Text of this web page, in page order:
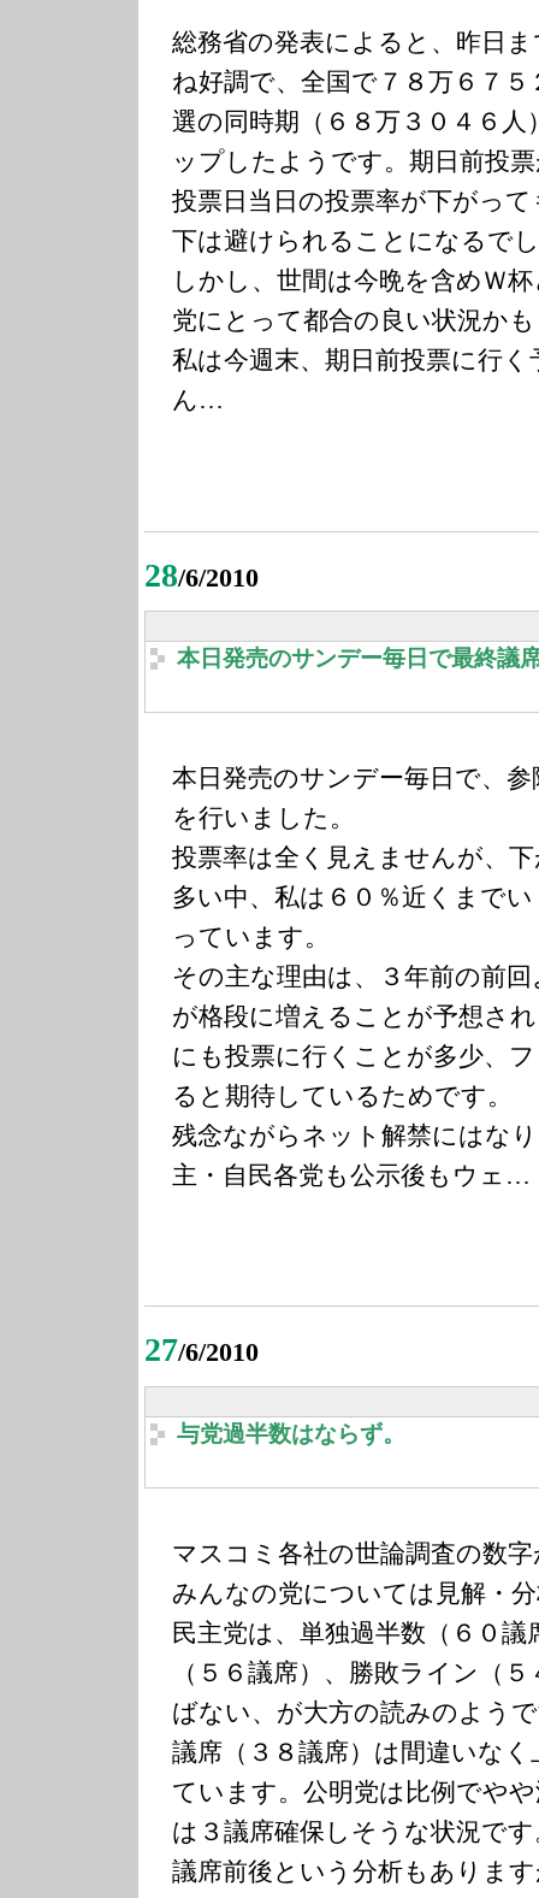
総務省の発表によると、昨日
ね好調で、全国で７８万６７
選の同時期（６８万３０４６
ップしたようです。期日前投
投票日当日の投票率が下がっ
下は避けられることになるで
しかし、世間は今晩を含めＷ
党にとって都合の良い状況か
私は今週末、期日前投票に行
ん…
28/6/2010
本日発売のサンデー毎日で最終議
本日発売のサンデー毎日で、
を行いました。
投票率は全く見えませんが、
多い中、私は６０％近くまで
っています。
その主な理由は、３年前の前
が格段に増えることが予想さ
にも投票に行くことが多少、
ると期待しているためです。
残念ながらネット解禁にはな
主・自民各党も公示後もウェ…
27/6/2010
与党過半数はならず。
マスコミ各社の世論調査の数
みんなの党については見解・
民主党は、単独過半数（６０議
（５６議席）、勝敗ライン（
ばない、が大方の読みのよう
議席（３８議席）は間違いな
ています。公明党は比例でや
は３議席確保しそうな状況で
議席前後という分析もありま